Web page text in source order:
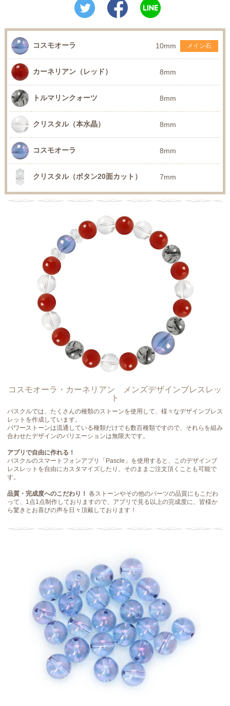
コスモオーラ 10mm メイン石
カーネリアン（レッド） 8mm
トルマリンクォーツ 8mm
クリスタル（本水晶） 8mm
コスモオーラ 8mm
クリスタル（ボタン20面カット） 7mm
コスモオーラ・カーネリアン メンズデザインブレスレッ
ト
パスクルでは、たくさんの種類のストーンを使用して、様々なデザインブレス
レットを作成しています。
パワーストーンは流通している種類だけでも数百種類ですので、それらを組み
合わせたデザインのバリエーションは無限大です。
アプリで自由に作れる！
パスクルのスマートフォンアプリ「Pascle」を使用すると、このデザインブ
レスレットを自由にカスタマイズしたり、そのままご注文頂くことも可能で
す。
品質・完成度へのこだわり！ 各ストーンやその他のパーツの品質にもこだわ
って、1点1点制作しておりますので、アプリで見る以上の完成度に、皆様か
ら驚きとお喜びの声を日々頂戴しております！